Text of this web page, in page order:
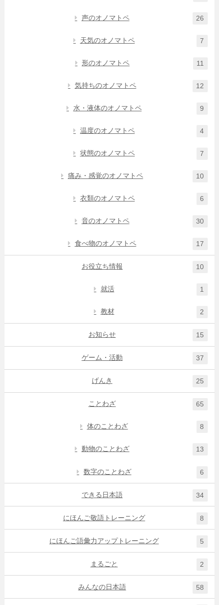
声のオノマトペ 26
天気のオノマトペ 7
形のオノマトペ 11
気持ちのオノマトペ 12
水・液体のオノマトペ 9
温度のオノマトペ 4
状態のオノマトペ 7
痛み・感覚のオノマトペ 10
衣類のオノマトペ 6
音のオノマトペ 30
食べ物のオノマトペ 17
お役立ち情報 10
就活 1
教材 2
お知らせ 15
ゲーム・活動 37
げんき 25
ことわざ 65
体のことわざ 8
動物のことわざ 13
数字のことわざ 6
できる日本語 34
にほんご敬語トレーニング 8
にほんご語彙力アップトレーニング 5
まるごと 2
みんなの日本語 58